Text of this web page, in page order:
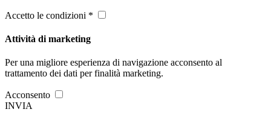
Accetto le condizioni *
Attività di marketing
Per una migliore esperienza di navigazione acconsento al
trattamento dei dati per finalità marketing.
Acconsento
INVIA